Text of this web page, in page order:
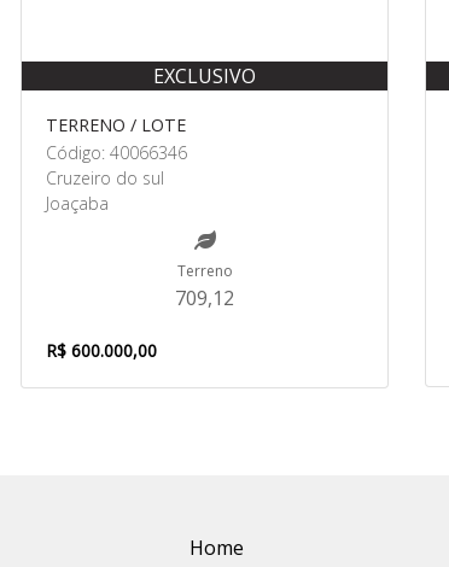
EXCLUSIVO
TERRENO / LOTE
Código: 40066346
Cruzeiro do sul
Joaçaba
Terreno
709,12
R$ 600.000,00
Home